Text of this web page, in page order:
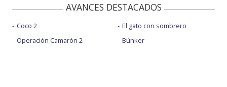
AVANCES DESTACADOS
Coco 2
Operación Camarón 2
El gato con sombrero
Búnker